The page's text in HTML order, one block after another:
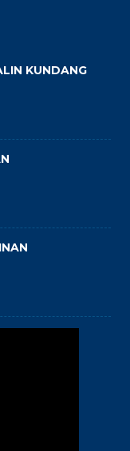
KUNDANG